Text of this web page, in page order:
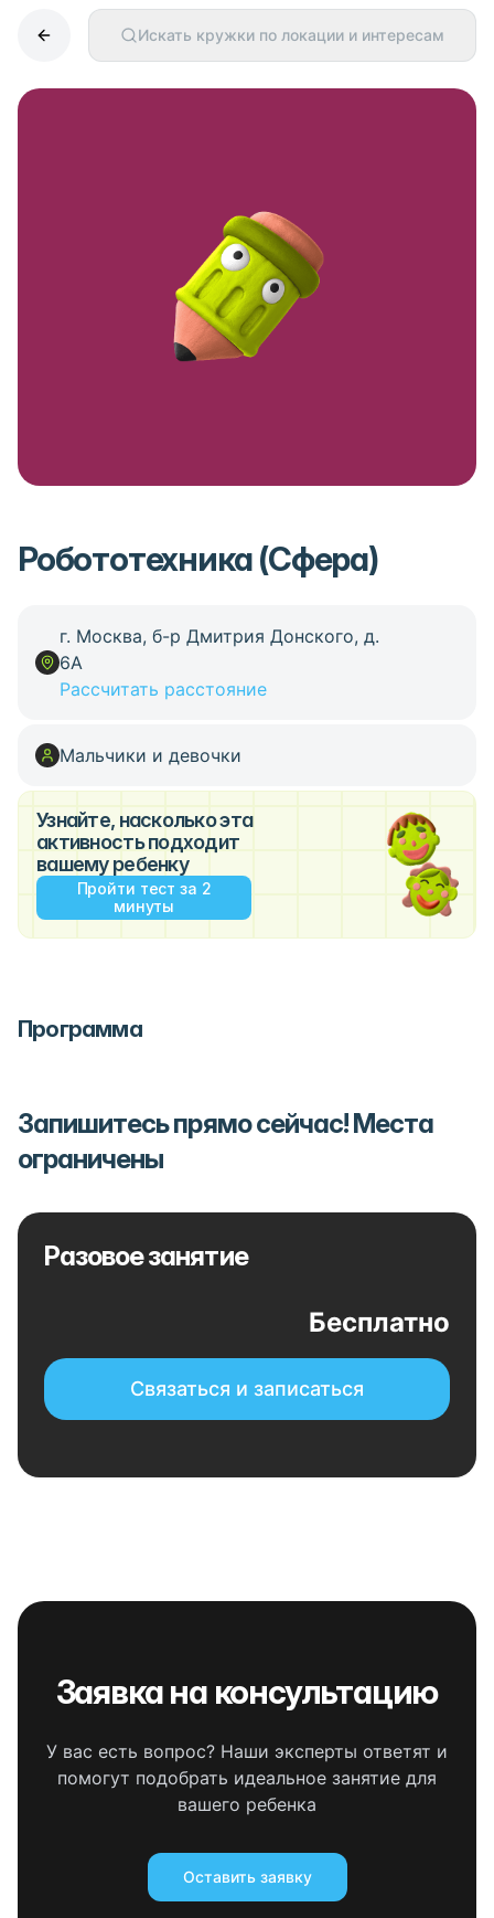
Искать кружки по локации и интересам
Робототехника (Сфера)
г. Москва, б-р Дмитрия Донского, д.
6А
Рассчитать расстояние
Мальчики и девочки
Узнайте, насколько эта
активность подходит
вашему ребенку
Пройти тест за 2
минуты
Программа
Запишитесь прямо сейчас! Места
ограничены
Разовое занятие
Бесплатно
Связаться и записаться
Заявка на консультацию
У вас есть вопрос? Наши эксперты ответят и
помогут подобрать идеальное занятие для
вашего ребенка
Оставить заявку